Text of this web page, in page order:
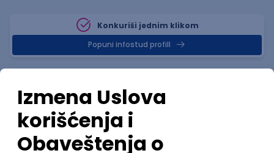
Konkuriši jednim klikom
Popuni infostud profill
Poslovi iz drugih gradova.
Najnovije